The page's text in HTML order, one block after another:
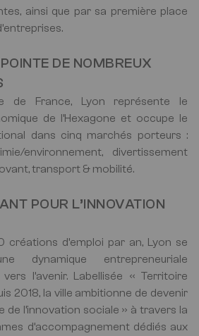
ainsi que par sa première place
DE NOMBREUX
de France, Lyon représente le
de l’Hexagone et occupe le
dans cinq marchés porteurs :
environnement, divertissement
transport & mobilité.
POUR L’INNOVATION
créations d’emploi par an, Lyon se
dynamique entrepreneuriale
l’avenir. Labellisée « Territoire
2018, la ville ambitionne de devenir
de l’innovation sociale » à travers la
d’accompagnement dédiés aux